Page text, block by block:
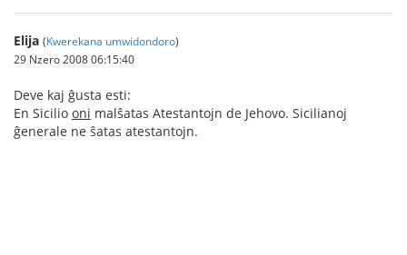
Elija (Kwerekana umwidondoro)
29 Nzero 2008 06:15:40
Deve kaj ĝusta esti:
En Sicilio oni malŝatas Atestantojn de Jehovo. Sicilianoj
ĝenerale ne ŝatas atestantojn.